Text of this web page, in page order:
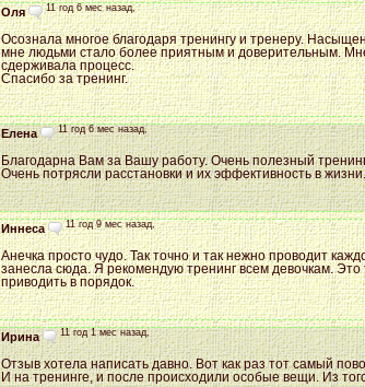
Оля 11 год 6 мес назад,
Осознала многое благодаря тренингу и тренеру.
мне людьми стало более приятным и доверительным. Мне
сдерживала процесс.
Спасибо за тренинг.
Елена 11 год 6 мес назад,
Благодарна Вам за Вашу работу. Очень полезный
Очень потрясли расстановки и их эффективность в жизни.
Иннеса 11 год 9 мес назад,
Анечка просто чудо. Так точно и так нежно проводит
занесла сюда. Я рекомендую тренинг всем девочкам.
приводить в порядок.
Ирина 11 год 1 мес назад,
Отзыв хотела написать давно. Вот как раз тот самый
И на тренинге, и после происходили особые вещи. Из